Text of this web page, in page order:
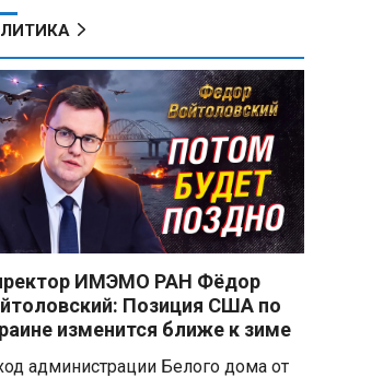
ИМЭМО РАН Фёдор
Позиция США по
изменится ближе к зиме
администрации Белого дома от